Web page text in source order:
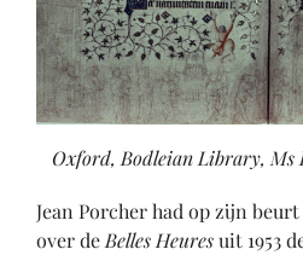
Oxford, Bodleian Library, Ms
Jean Porcher had op zijn
over de Belles Heuresuit 1953